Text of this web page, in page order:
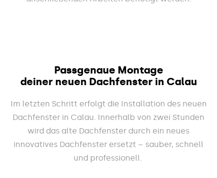
Passgenaue Montage
deiner neuen Dachfenster in Calau
Im letzten Schritt erfolgt die Installation des neuen
Dachfenster in Calau. Innerhalb von zwei Stunden
wird das alte Dachfenster durch ein neues
innovatives Dachfenster ersetzt – sauber, schnell
und professionell.